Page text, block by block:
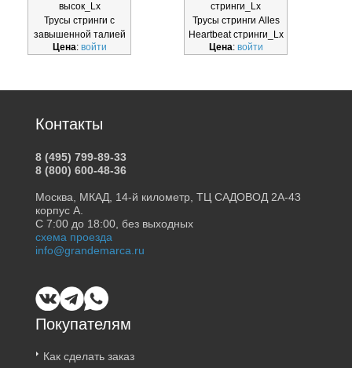
высок_Lx
Трусы стринги с
завышенной талией
Alles Heartbeat
Цена: войти
стринги_Lx
Трусы стринги Alles
Heartbeat стринги_Lx
Цена: войти
Покупателям
Как сделать заказ
Контакты
8 (495) 799-89-33
8 (800) 600-48-36
Москва, МКАД, 14-й километр, ТЦ САДОВОД 2А-43
корпус А.
С 7:00 до 18:00, без выходных
схема проезда
info@grandemarca.ru